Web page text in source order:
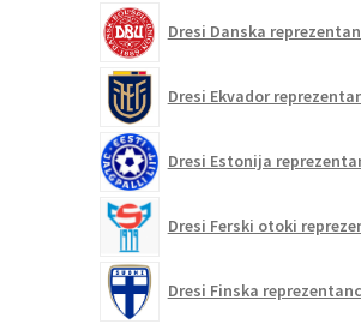
Dresi Danska
Dresi Ekvador
Dresi Estonija
Dresi Ferski otoki
Dresi Finska